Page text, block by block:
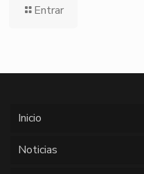
Entrar
Inicio
Noticias